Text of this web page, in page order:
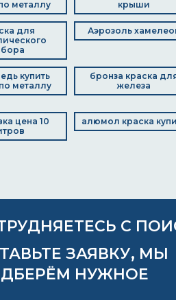
металлу
крыши
для
Аэрозоль
купить
металлу
бронза краска
железа
цена 10
алюмол краска
С
ЗАЯВКУ, МЫ
НУЖНОЕ